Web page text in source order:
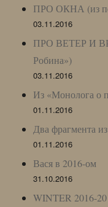
ПРО ОКНА (из
03.11.2016
ПРО ВЕТЕР И
Робина»)
03.11.2016
Из «Монолога о
01.11.2016
Два фрагмента
01.11.2016
Вася в 2016-ом
31.10.2016
WINTER 2016-